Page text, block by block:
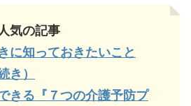
気の記事
に知っておきたいこと
き）
きる『７つの介護予防プ